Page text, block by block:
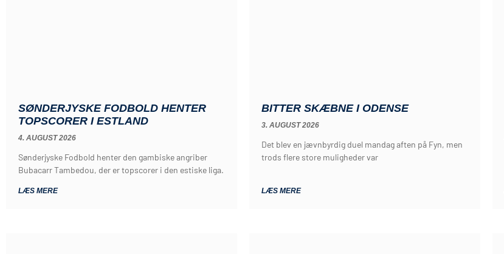
SØNDERJYSKE FODBOLD HENTER
TOPSCORER I ESTLAND
4. AUGUST 2026
Sønderjyske Fodbold henter den gambiske angriber
Bubacarr Tambedou, der er topscorer i den estiske liga.
LÆS MERE
BITTER SKÆBNE I ODENSE
3. AUGUST 2026
Det blev en jævnbyrdig duel mandag aften på Fyn, men
trods flere store muligheder var
LÆS MERE